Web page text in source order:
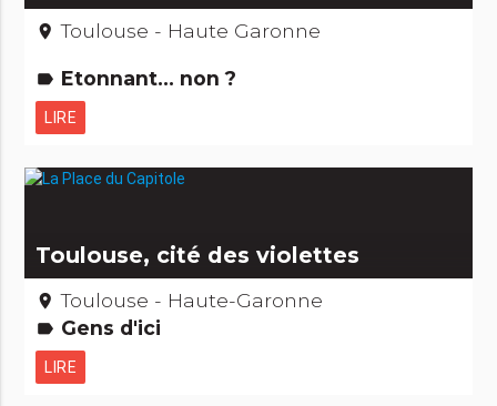
place Toulouse - Haute Garonne
label Etonnant... non ?
LIRE
Toulouse, cité des violettes
place Toulouse - Haute-Garonne
label Gens d'ici
LIRE